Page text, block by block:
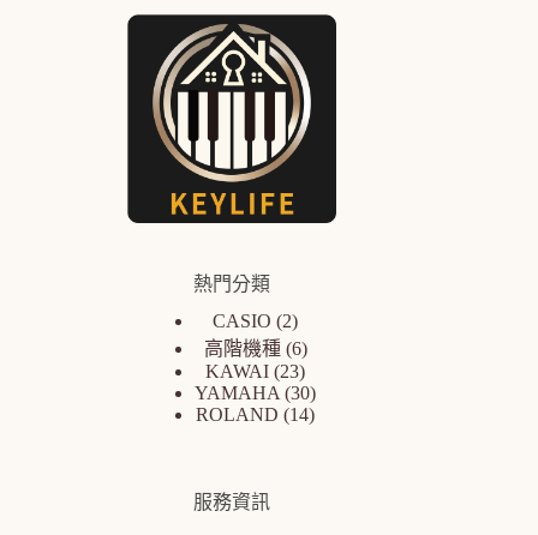
熱門分類
CASIO 2
高階機種 6
KAWAI 23
YAMAHA 30
ROLAND
14
服務資訊